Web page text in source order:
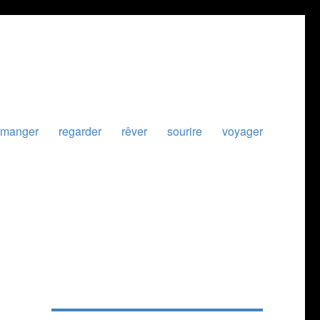
manger regarder rêver sourire voyager